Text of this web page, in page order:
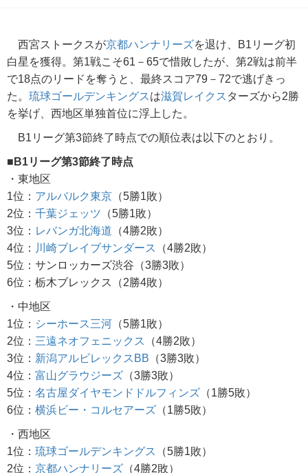
西宮ストークスが京都ハンナリーズを退け、B1リーグ初
白星を獲得。第1戦こそ61－65で惜敗したが、第2戦は前半
で18点のリードを奪うと、最終スコア79－72で逃げきっ
た。 琉球ゴールデンキングスは滋賀レイクス ターズから2勝
を挙げ、西地区単独首位に浮上した。
B1リーグ第3節終了時点での順位表は以下のとおり。
■B1リーグ第3節終了時点
・東地区
1位： アルバルク東京 （5勝1敗）
2位： 千葉ジェッツ （5勝1敗）
3位： レバンガ北海道 （4勝2敗）
4位： 川崎ブレイブサンダース
（4勝2敗）
5位：サンロッカーズ渋谷（3勝3敗）
6位：栃木ブレックス（2勝4敗）
・中地区
1位： シーホース三河 （5勝1敗）
2位： 三遠ネオフェニックス
（4勝2敗）
3位： 新潟アルビレックスBB （3勝3敗）
4位： 富山グラウジーズ （3勝3敗）
5位： 名古屋ダイヤモンドドルフィンズ （1勝5敗）
6位： 横浜ビー・コルセアーズ （1勝5敗）
・西地区
1位： 琉球ゴールデンキングス
（5勝1敗）
2位： 京都ハンナリーズ （4勝2敗）